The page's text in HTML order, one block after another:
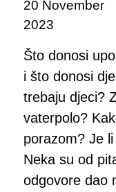
20 November
2023
Što donosi
i što donosi
trebaju djeci?
vaterpolo?
porazom? Je
Neka su od
odgovore dao